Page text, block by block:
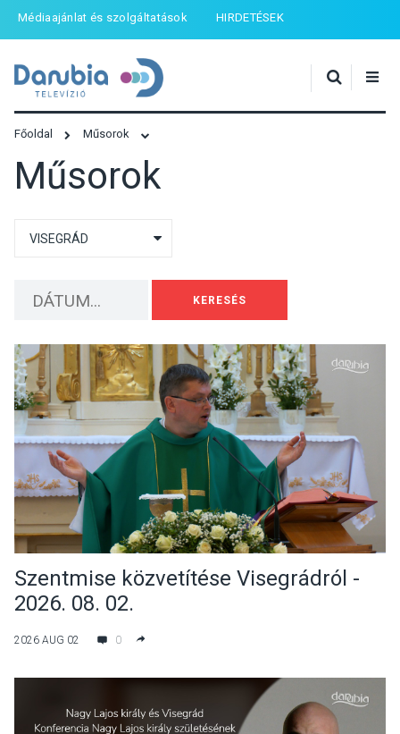
Médiaajánlat és szolgáltatások HIRDETÉSEK
Főoldal Műsorok
Műsorok
KERESÉS
Szentmise közvetítése Visegrádról -
2026. 08. 02.
2026 AUG 02 0